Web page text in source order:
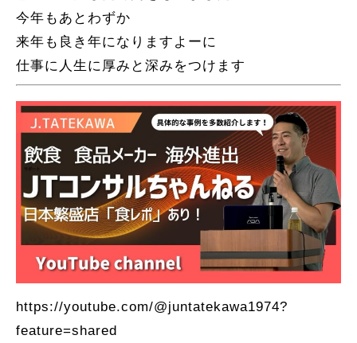
今年もあとわずか
来年も良き年になりますよーに
仕事に人生に厚みと深みをつけます
https://youtube.com/@juntatekawa1974?
feature=shared